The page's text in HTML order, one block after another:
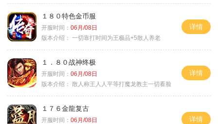
１８０特色金币服
开服时间： 06月/08日
版本介绍： 一切靠打时间为王极品+5散人养老
详情
１．８０战神终极
开服时间： 06月/08日
版本介绍： 散人称王人人平等打魔龙教主一切看脸
详情
１７６金龍复古
开服时间： 06月/08日
详情